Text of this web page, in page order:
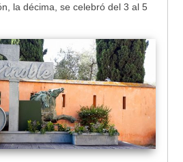
la décima, se celebró del 3 al 5